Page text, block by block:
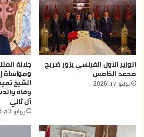
الوزير الأول الفرنسي يزور ضريح
محمد الخامس
يوليو 17, 2026
جلالة
ومواساة
الشيخ
وفاة
آل ثاني
يوليو 13, 2026